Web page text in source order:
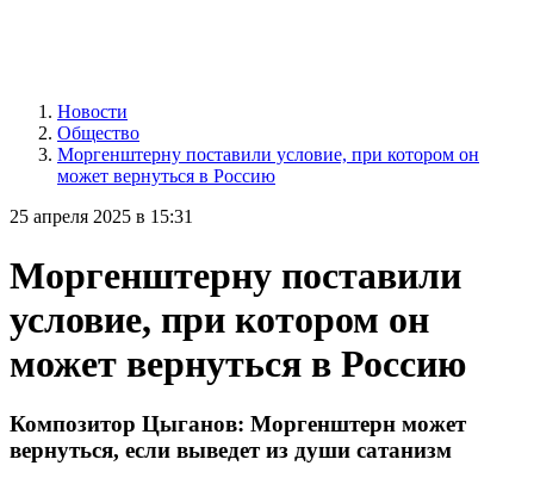
Новости
Общество
Моргенштерну поставили условие, при котором он
может вернуться в Россию
25 апреля 2025 в 15:31
Моргенштерну поставили
условие, при котором он
может вернуться в Россию
Композитор Цыганов: Моргенштерн может
вернуться, если выведет из души сатанизм